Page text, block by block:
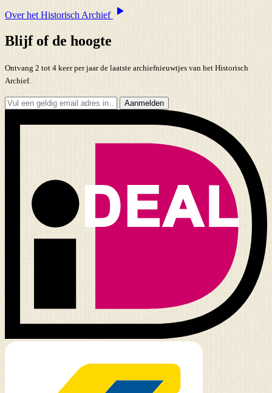
Over het Historisch Archief
Blijf of de hoogte
Ontvang 2 tot 4 keer per jaar de laatste archiefnieuwtjes van het Historisch
Archief.
Aanmelden